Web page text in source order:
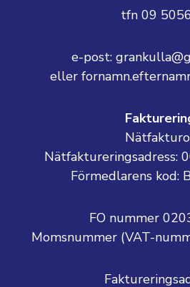
tfn 09
e-post:
eller
Nätfaktureringsadress:
Förmedlarens kod:
FO nummer
Momsnummer (VAT-